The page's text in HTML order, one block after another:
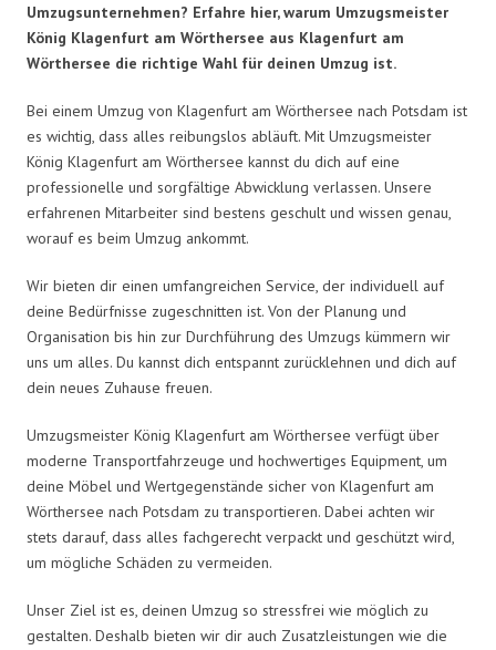
Umzugsunternehmen? Erfahre hier, warum Umzugsmeister
König Klagenfurt am Wörthersee aus Klagenfurt am
Wörthersee die richtige Wahl für deinen Umzug ist.
Bei einem Umzug von Klagenfurt am Wörthersee nach Potsdam ist
es wichtig, dass alles reibungslos abläuft. Mit Umzugsmeister
König Klagenfurt am Wörthersee kannst du dich auf eine
professionelle und sorgfältige Abwicklung verlassen. Unsere
erfahrenen Mitarbeiter sind bestens geschult und wissen genau,
worauf es beim Umzug ankommt.
Wir bieten dir einen umfangreichen Service, der individuell auf
deine Bedürfnisse zugeschnitten ist. Von der Planung und
Organisation bis hin zur Durchführung des Umzugs kümmern wir
uns um alles. Du kannst dich entspannt zurücklehnen und dich auf
dein neues Zuhause freuen.
Umzugsmeister König Klagenfurt am Wörthersee verfügt über
moderne Transportfahrzeuge und hochwertiges Equipment, um
deine Möbel und Wertgegenstände sicher von Klagenfurt am
Wörthersee nach Potsdam zu transportieren. Dabei achten wir
stets darauf, dass alles fachgerecht verpackt und geschützt wird,
um mögliche Schäden zu vermeiden.
Unser Ziel ist es, deinen Umzug so stressfrei wie möglich zu
gestalten. Deshalb bieten wir dir auch Zusatzleistungen wie die